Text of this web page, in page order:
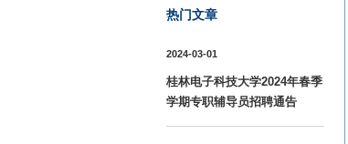
热门文章
2024-03-01
桂林电子科技大学2024年春季
学期专职辅导员招聘通告